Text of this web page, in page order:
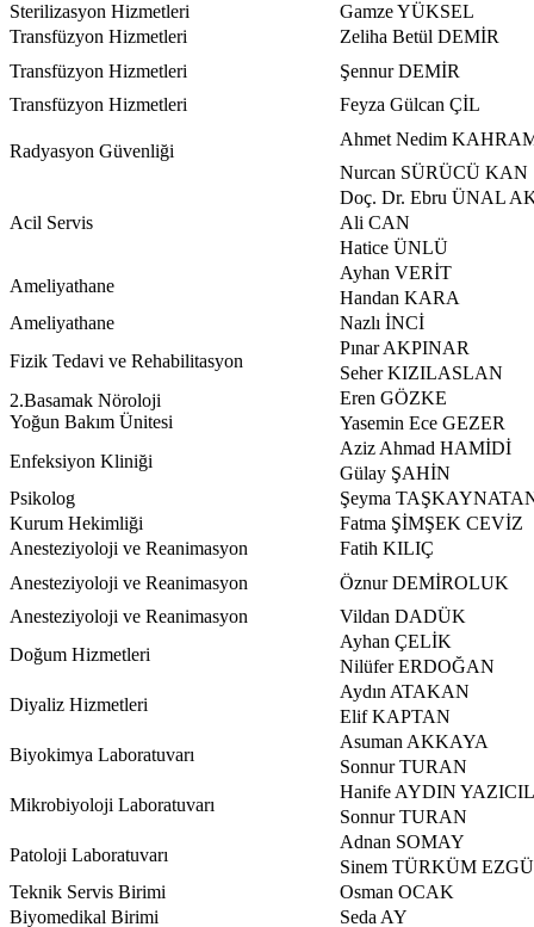
Sterilizasyon Hizmetleri
Gamze YÜKSEL
Transfüzyon Hizmetleri
Zeliha Betül DEMİR
Transfüzyon Hizmetleri
Şennur DEMİR
Transfüzyon Hizmetleri
Feyza Gülcan ÇİL
Radyasyon Güvenliği
Ahmet Nedim
Nurcan SÜRÜCÜ KAN
Acil Servis
Doç. Dr. Ebru ÜNAL
Ali CAN
Hatice ÜNLÜ
Ameliyathane
Ayhan VERİT
Handan KARA
Ameliyathane
Nazlı İNCİ
Fizik Tedavi ve Rehabilitasyon
Pınar AKPINAR
Seher KIZILASLAN
2.Basamak Nöroloji
Yoğun Bakım Ünitesi
Eren GÖZKE
Yasemin Ece GEZER
Enfeksiyon Kliniği
Aziz Ahmad HAMİDİ
Gülay ŞAHİN
Psikolog
Şeyma
Kurum Hekimliği
Fatma ŞİMŞEK CEVİZ
Anesteziyoloji ve Reanimasyon
Fatih KILIÇ
Anesteziyoloji ve Reanimasyon
Öznur DEMİROLUK
Anesteziyoloji ve Reanimasyon
Vildan DADÜK
Doğum Hizmetleri
Ayhan ÇELİK
Nilüfer ERDOĞAN
Diyaliz Hizmetleri
Aydın ATAKAN
Elif KAPTAN
Biyokimya Laboratuvarı
Asuman AKKAYA
Sonnur TURAN
Mikrobiyoloji Laboratuvarı
Hanife AYDIN
Sonnur TURAN
Patoloji Laboratuvarı
Adnan SOMAY
Sinem TÜRKÜM EZGÜ
Teknik Servis Birimi
Osman OCAK
Biyomedikal Birimi
Seda AY